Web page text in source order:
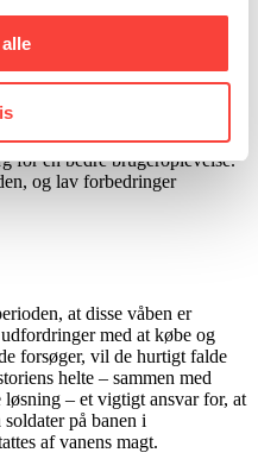
på nemhed, men
Der er mange
ikke på drikkens
ned uden hverken smag af
for en bedre brugeroplevelse.
og lav forbedringer
at disse våben er
med at købe og
forsøger, vil de hurtigt falde
helte – sammen med
– et vigtigt ansvar for, at
på banen i
af vanens magt.